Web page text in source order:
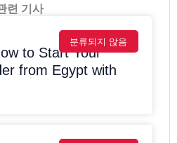
련 기사
분류되지 않음
to Start Your
from Egypt with